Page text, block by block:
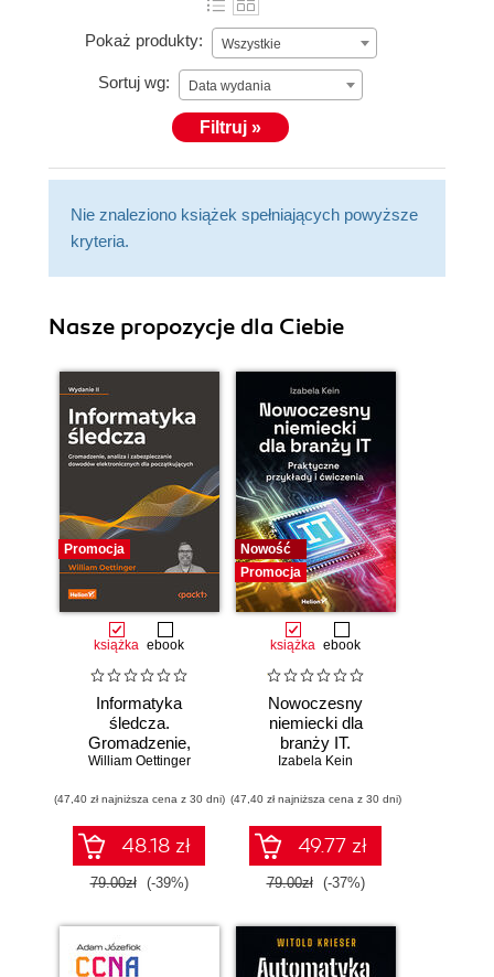
Pokaż produkty: Wszystkie
Sortuj wg: Data wydania
Filtruj »
Nie znaleziono książek spełniających powyższe
kryteria.
Nasze propozycje dla Ciebie
Promocja
książka ebook
Informatyka
śledcza.
Gromadzenie,
analiza i
dowodów
elektronicznych dla
początkujących.
Wydanie II
William Oettinger
(47,40 zł najniższa cena z 30 dni)
48.18 zł
79.00zł (-39%)
Nowość
Promocja
książka ebook
Nowoczesny
niemiecki dla
branży IT.
Praktyczne
ćwiczenia
Izabela Kein
(47,40 zł najniższa cena z 30 dni)
49.77 zł
79.00zł (-37%)